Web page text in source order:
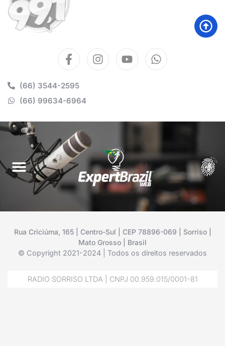
(66) 3544-2595
(66) 99634-6964
Rua Criciúma, 165 | Centro-Sul | CEP 78896-069 | Sorriso |
Mato Grosso | Brasil
© Copyright 2021-2024 | Todos os direitos reservados
RADIO SORRISO LTDA | CNPJ 00.959.015/0001-81